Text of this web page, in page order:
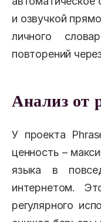
и озвучкой
личного
повторений
Анализ от
У проекта
ценность –
языка в
интернетом.
регулярного